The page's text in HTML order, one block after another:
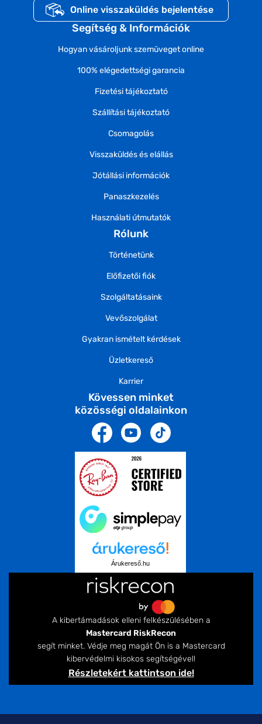
Online visszaküldés bejelentése
Segítség & Információk
Hogyan vásároljunk szemüveget online
100% elégedettségi garancia
Fizetési tájékoztató
Szállítási tájékoztató
Csomagolás
Visszaküldés és elállás
Jótállási információk
Panaszkezelés
Használati útmutatók
Rólunk
Történetünk
Előfizetői fiók
Szolgáltatásaink
Vevőszolgálat
Gyakran ismételt kérdések
Üzletkereső
Karrier
Kövessen minket
közösségi oldalainkon
Árukereső.hu
A kibertámadások elleni felkészülésében a
Mastercard RiskRecon
segít minket. Védje meg magát Ön is a Mastercard
kibervédelmi kisokos segítségével!
Részletekért kattintson ide!